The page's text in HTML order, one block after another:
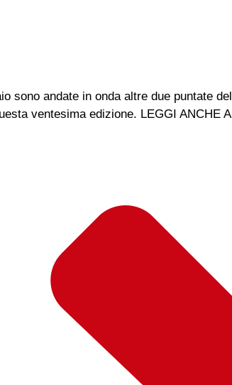
sono andate in onda altre due puntate
ventesima edizione. LEGGI ANCHE